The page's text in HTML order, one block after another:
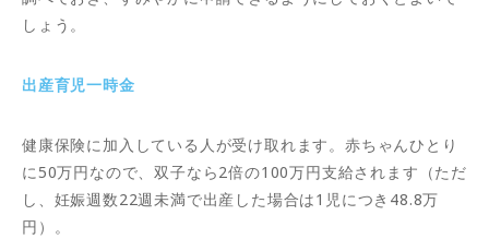
しょう。
出産育児一時金
健康保険に加入している人が受け取れます。赤ちゃんひとり
に50万円なので、双子なら2倍の100万円支給されます（ただ
し、妊娠週数22週未満で出産した場合は1児につき48.8万
円）。